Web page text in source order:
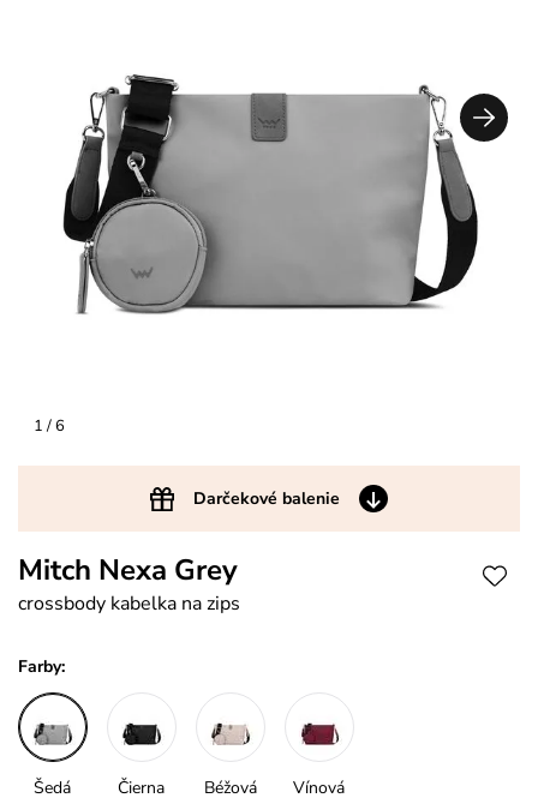
1/ 6
Darčekové balenie
Mitch Nexa Grey
crossbody kabelka na zips
Farby:
Šedá Čierna Béžová Vínová